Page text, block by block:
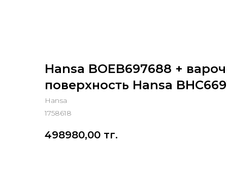
Hansa BOEB697688 +
поверхность Hansa
Hansa
1758618
498980,00 тг.